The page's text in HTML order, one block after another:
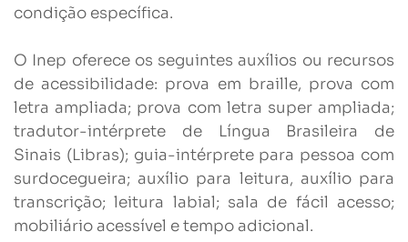
condição específica.
O Inep oferece os seguintes auxílios ou recursos
de acessibilidade: prova em braille, prova com
letra ampliada; prova com letra super ampliada;
tradutor-intérprete de Língua Brasileira de
Sinais (Libras); guia-intérprete para pessoa com
surdocegueira; auxílio para leitura, auxílio para
transcrição; leitura labial; sala de fácil acesso;
mobiliário acessível e tempo adicional.